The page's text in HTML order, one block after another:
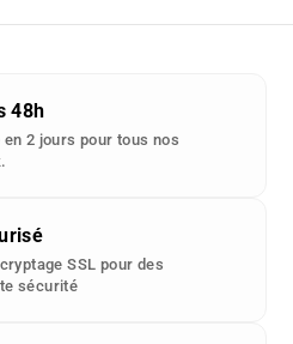
48h
2 jours pour tous nos
SSL pour des
sécurité